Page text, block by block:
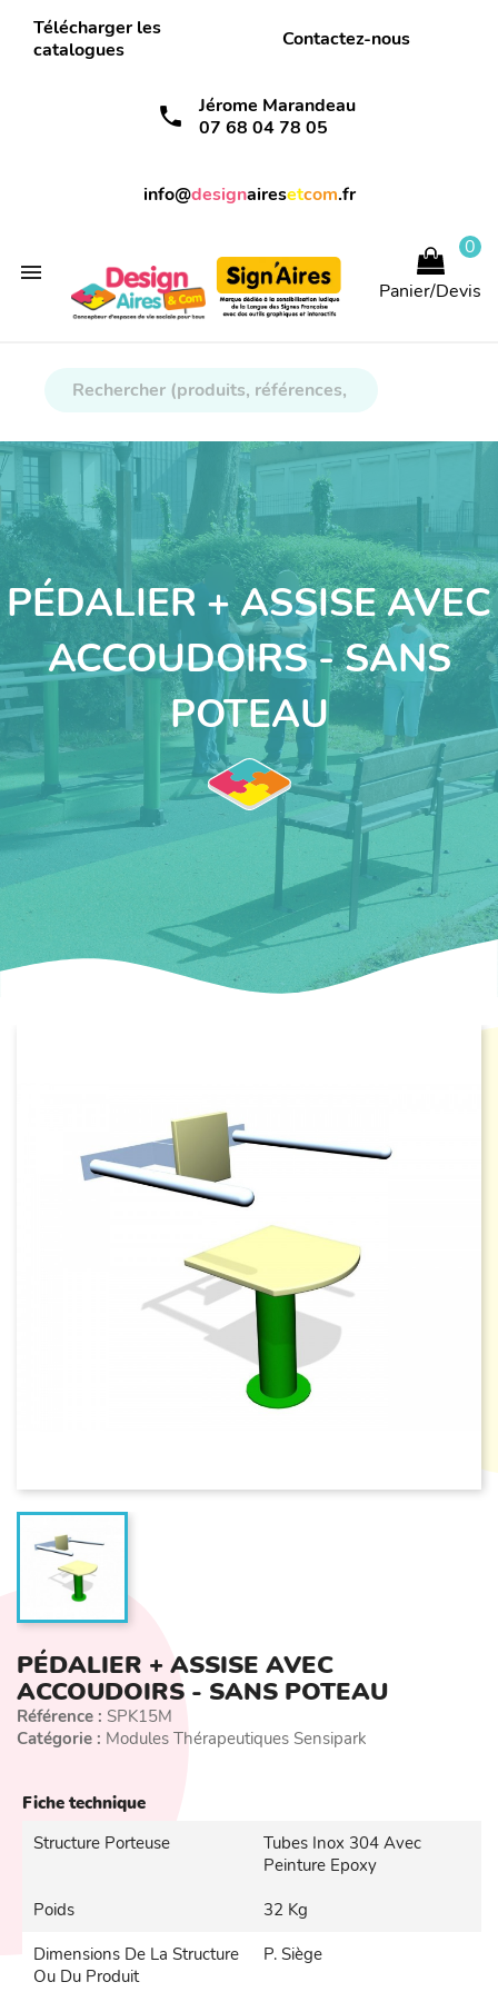
Télécharger les
catalogues
Contactez-nous
call
Jérome Marandeau
07 68 04 78 05
info@designairesetcom.fr

0
Panier/Devis
PÉDALIER + ASSISE AVEC
ACCOUDOIRS - SANS
POTEAU
PÉDALIER + ASSISE AVEC
ACCOUDOIRS - SANS POTEAU
Référence : SPK15M
Catégorie : Modules Thérapeutiques Sensipark
Fiche technique
Structure Porteuse
Tubes Inox 304 Avec
Peinture Epoxy
Poids
32 Kg
Dimensions De La Structure
Ou Du Produit
P. Siège